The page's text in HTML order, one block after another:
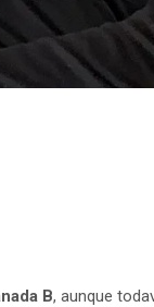
B, aunque